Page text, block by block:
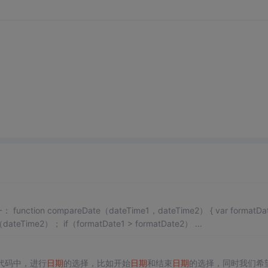
compareDate（dateTime1，dateTime2） { var formatDate1 =
码中，进行日期的选择，比如开始日期和结束日期的选择，同时我们希